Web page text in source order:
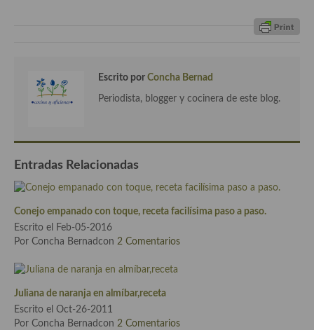
Aceites
Mojos y pastas
Salsas y mojos
Adobos
Aperitivos
Bebidas
Bocadillos, hamburguesas, sándwich, emparedados, tostas y
demás
Entrantes y primeros platos
Escrito por Concha Bernad
Periodista, blogger y cocinera de este blog.
Entradas Relacionadas
Conejo empanado con toque, receta facilísima paso a paso.
Escrito el Feb-05-2016
Por Concha Bernadcon 2 Comentarios
Juliana de naranja en almíbar,receta
Escrito el Oct-26-2011
Por Concha Bernadcon 2 Comentarios